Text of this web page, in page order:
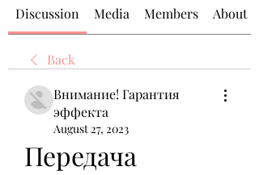
Discussion Media Members About
Back
Внимание! Гарантия
эффекта
August 27, 2023
Передача